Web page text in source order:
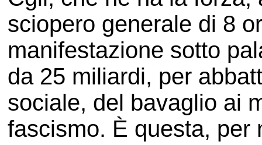
sciopero generale di 8
manifestazione sotto
da 25 miliardi, per
sociale, del bavaglio ai
fascismo. È questa, per